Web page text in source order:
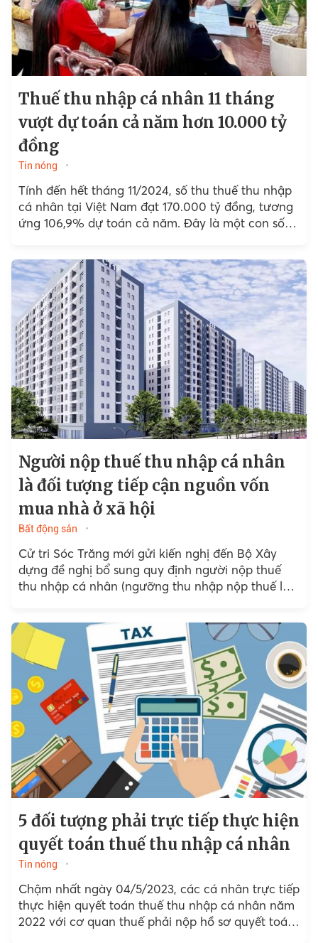
Thuế thu nhập cá nhân 11 tháng
vượt dự toán cả năm hơn 10.000 tỷ
đồng
Tin nóng
Tính đến hết tháng 11/2024, số thu thuế thu nhập
cá nhân tại Việt Nam đạt 170.000 tỷ đồng, tương
ứng 106,9% dự toán cả năm. Đây là một con số
Người nộp thuế thu nhập cá nhân
là đối tượng tiếp cận nguồn vốn
mua nhà ở xã hội
Bất động sản
Cử tri Sóc Trăng mới gửi kiến nghị đến Bộ Xây
dựng đề nghị bổ sung quy định người nộp thuế
thu nhập cá nhân (ngưỡng thu nhập nộp thuế là
5 đối tượng phải trực tiếp thực hiện
quyết toán thuế thu nhập cá nhân
Tin nóng
Chậm nhất ngày 04/5/2023, các cá nhân trực tiếp
thực hiện quyết toán thuế thu nhập cá nhân năm
2022 với cơ quan thuế phải nộp hồ sơ quyết toán